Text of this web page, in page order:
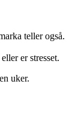
teller også.
er stresset.
uker.